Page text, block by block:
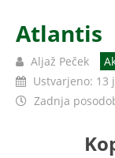
Atlantis
Aljaž Peček
Ustvarjeno: 13
Zadnja